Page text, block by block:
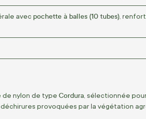
avec pochette à balles (10 tubes) ,
nylon de type Cordura, sélectionnée
provoquées par la végétation